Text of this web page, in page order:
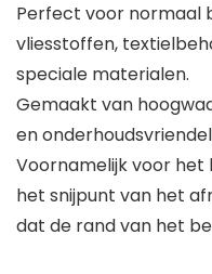
Perfect voor normaal
vliesstoffen,
speciale materialen.
Gemaakt van
en
Voornamelijk voor het
het snijpunt van het
dat de rand van het